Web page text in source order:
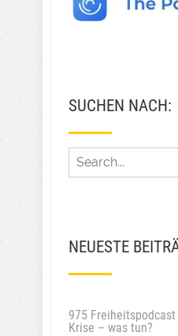
SUCHEN NACH:
NEUESTE
975 Freiheitspodcast
Krise – was tun?